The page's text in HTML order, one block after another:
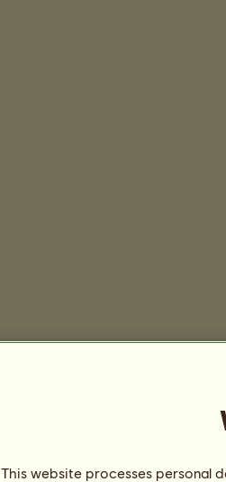
This website processes personal